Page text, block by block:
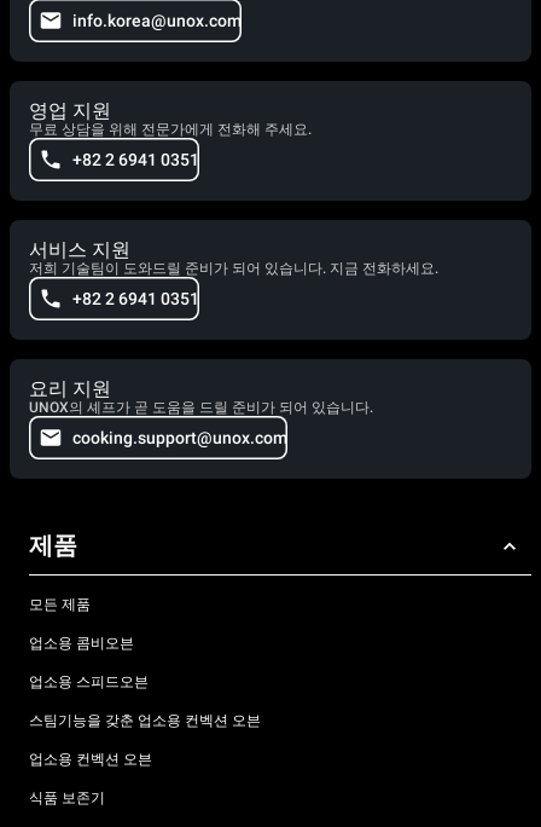
info.korea@unox.com
영업 지원
무료 상담을 위해 전문가에게 전화해 주세요.
+82 2 6941 0351
서비스 지원
저희 기술팀이 도와드릴 준비가 되어 있습니다. 지금 전화하세요.
+82 2 6941 0351
요리 지원
UNOX의 셰프가 곧 도움을 드릴 준비가 되어 있습니다.
cooking.support@unox.com
제품
모든 제품
업소용 콤비오븐
업소용 스피드오븐
스팀기능을 갖춘 업소용 컨벡션 오븐
업소용 컨벡션 오븐
식품 보존기